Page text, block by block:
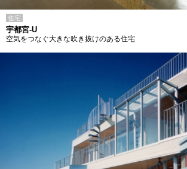
住宅
宇都宮-U
空気をつなぐ大きな吹き抜けのある住宅